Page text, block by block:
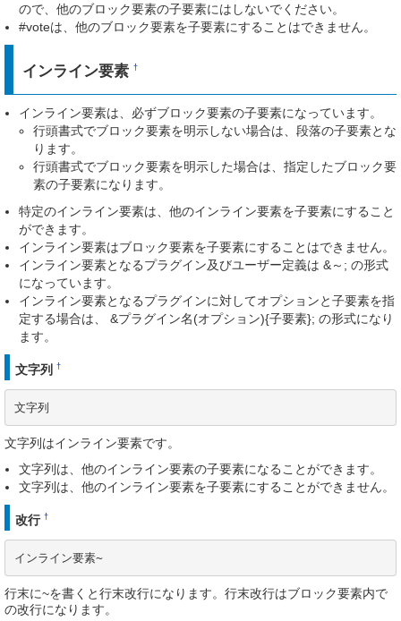
ので、他のブロック要素の子要素にはしないでください。
#voteは、他のブロック要素を子要素にすることはできません。
インライン要素†
インライン要素は、必ずブロック要素の子要素になっています。
行頭書式でブロック要素を明示しない場合は、段落の子要素とな
ります。
行頭書式でブロック要素を明示した場合は、指定したブロック要
素の子要素になります。
特定のインライン要素は、他のインライン要素を子要素にすること
ができます。
インライン要素はブロック要素を子要素にすることはできません。
インライン要素となるプラグイン及びユーザー定義は &～; の形式
になっています。
インライン要素となるプラグインに対してオプションと子要素を指
定する場合は、 &プラグイン名(オプション){子要素}; の形式になり
ます。
文字列 †
文字列
文字列はインライン要素です。
文字列は、他のインライン要素の子要素になることができます。
文字列は、他のインライン要素を子要素にすることができません。
改行 †
インライン要素~
行末に~を書くと行末改行になります。行末改行はブロック要素内で
の改行になります。